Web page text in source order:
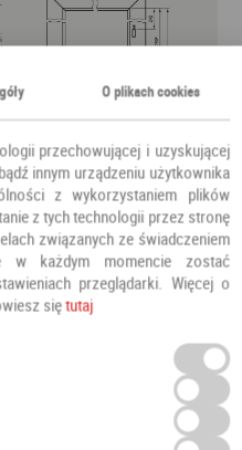
O plikach cookies
przechowującej i uzyskującej
innym urządzeniu użytkownika
z wykorzystaniem plików
z tych technologii przez stronę
związanych ze świadczeniem
w każdym momencie zostać
przeglądarki. Więcej o
siętutaj